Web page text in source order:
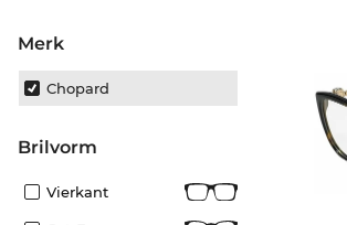
Merk
Chopard
Brilvorm
Vierkant